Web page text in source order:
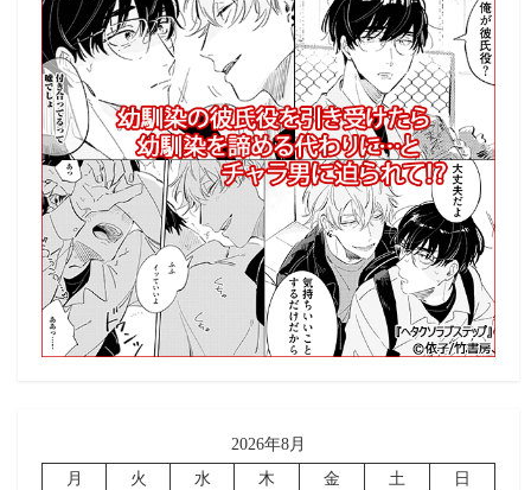
2026年8月
月
火 水 木 金 土
日